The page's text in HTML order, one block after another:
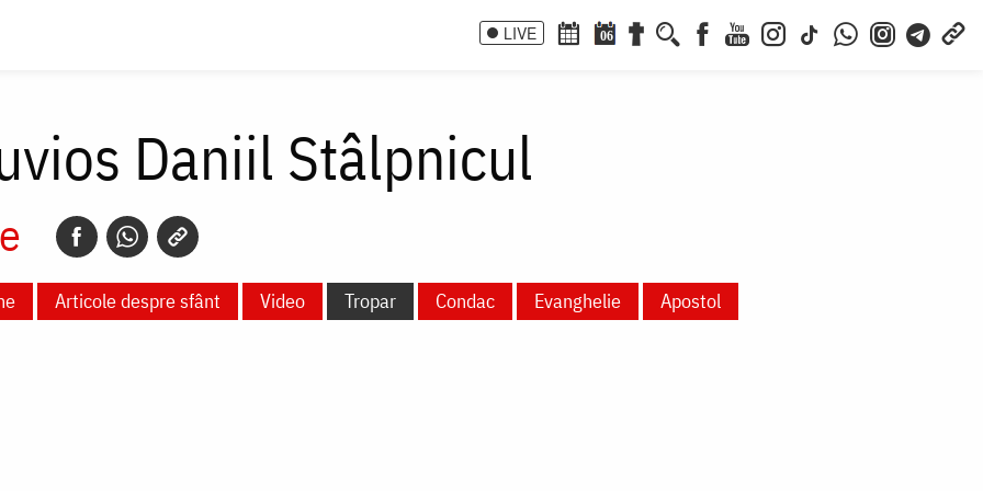
LIVE 06
Daniil Stâlpnicul
Articole despre sfânt Video Tropar Condac Evanghelie Apostol